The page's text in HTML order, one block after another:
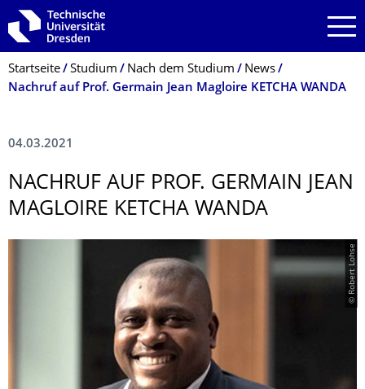
Zur Hauptnavigation springen
Zur Suche springen
Zum Inhalt springen
Breadcrumb-Menü
Startseite Studium Nach dem Studium
News
Nachruf auf Prof. Germain Jean Magloire KETCHA WANDA
04.03.2021
NACHRUF AUF PROF. GERMAIN JEAN
MAGLOIRE KETCHA WANDA
© Robert Lohse